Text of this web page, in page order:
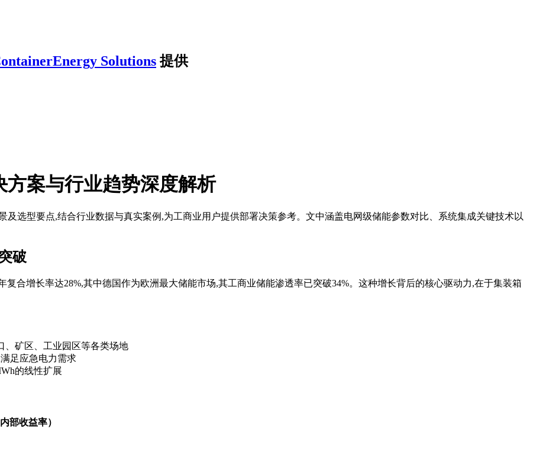
Solutions 提供
案与行业趋势深度解析
选型要点,结合行业数据与真实案例,为工商业用户提供部署决策参考。文中涵盖电网级储能参数对比、系统集成关键技术以
破
合增长率达28%,其中德国作为欧洲最大储能市场,其工商业储能渗透率已突破34%。这种增长背后的核心驱动力,在于集装箱
、矿区、工业园区等各类场地
足应急电力需求
的线性扩展
部收益率）